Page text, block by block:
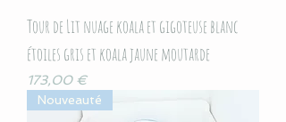
Tour de Lit nuage koala et gigoteuse blanc
étoiles gris et koala jaune moutarde
Prix
173,00 €
Nouveauté